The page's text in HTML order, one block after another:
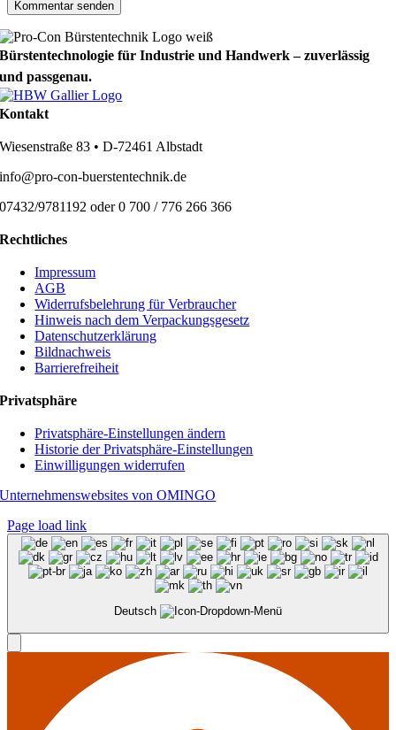
Bürstentechnologie für Industrie und Handwerk – zuverlässig
und passgenau.
Kontakt
Wiesenstraße 83 • D-72461 Albstadt
info@pro-con-buerstentechnik.de
07432/9781192 oder 0 700 / 776 266 366
Rechtliches
Impressum
AGB
Widerrufsbelehrung für Verbraucher
Hinweis nach dem Verpackungsgesetz
Datenschutzerklärung
Bildnachweis
Barrierefreiheit
Privatsphäre
Privatsphäre-Einstellungen ändern
Historie der Privatsphäre-Einstellungen
Einwilligungen widerrufen
Unternehmenswebsites von OMINGO
Page load link
Deutsch